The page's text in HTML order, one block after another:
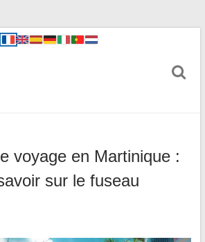
voyage en Martinique :
sur le fuseau